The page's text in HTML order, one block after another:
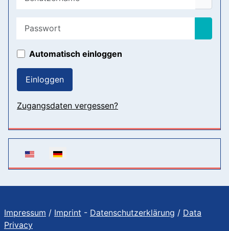
Passwort
Automatisch einloggen
Einloggen
Zugangsdaten vergessen?
Sprache auswählen
Impressum / Imprint - Datenschutzerklärung / Data
Privacy